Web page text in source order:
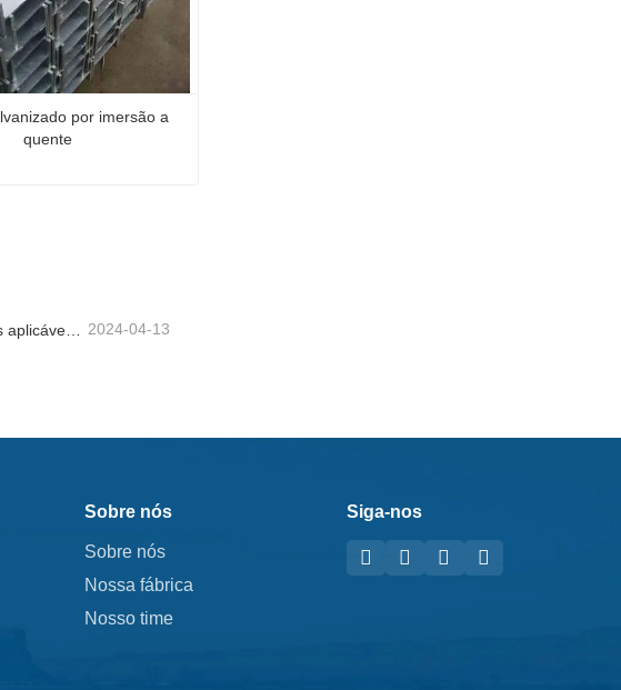
por imersão a
quente
As vantagens exclusivas e cenários aplicáveis ​​do guarda-corpo rodoviário 2024-04-13
Sobre nós
Sobre nós
Nossa fábrica
Nosso time
Siga-nos